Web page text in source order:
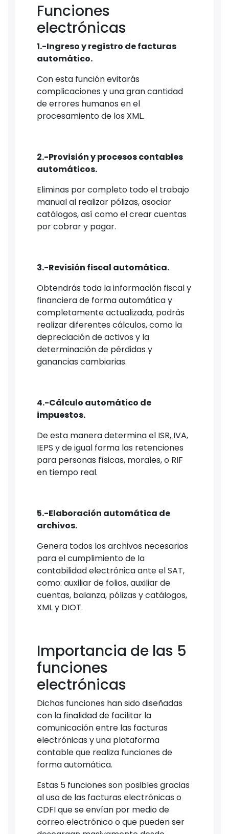
Funciones
electrónicas
1.-Ingreso y registro de facturas
automático.
Con esta función evitarás
complicaciones y una gran cantidad
de errores humanos en el
procesamiento de los XML.
2.-Provisión y procesos contables
automáticos.
Eliminas por completo todo el trabajo
manual al realizar pólizas, asociar
catálogos, así como el crear cuentas
por cobrar y pagar.
3.-Revisión fiscal automática.
Obtendrás toda la información fiscal y
financiera de forma automática y
completamente actualizada, podrás
realizar diferentes cálculos, como la
depreciación de activos y la
determinación de pérdidas y
ganancias cambiarias.
4.-Cálculo automático de
impuestos.
De esta manera determina el ISR, IVA,
IEPS y de igual forma las retenciones
para personas físicas, morales, o RIF
en tiempo real.
5.-Elaboración automática de
archivos.
Genera todos los archivos necesarios
para el cumplimiento de la
contabilidad electrónica ante el SAT,
como: auxiliar de folios, auxiliar de
cuentas, balanza, pólizas y catálogos,
XML y DIOT.
Importancia de las 5
funciones
electrónicas
Dichas funciones han sido diseñadas
con la finalidad de facilitar la
comunicación entre las facturas
electrónicas y una plataforma
contable que realiza funciones de
forma automática.
Estas 5 funciones son posibles gracias
al uso de las facturas electrónicas o
CDFI que se envían por medio de
correo electrónico o que pueden ser